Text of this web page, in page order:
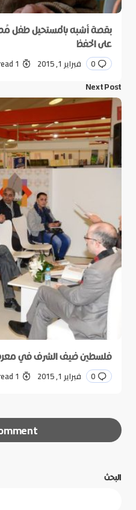
بقصة أشبه بالمستحيل طفل
على الحفظ
0 فبراير 1, 2015 1 min read
Next Post
فلسطين ضيف الشرف في معرض
0 فبراير 1, 2015 1 min read
البحث